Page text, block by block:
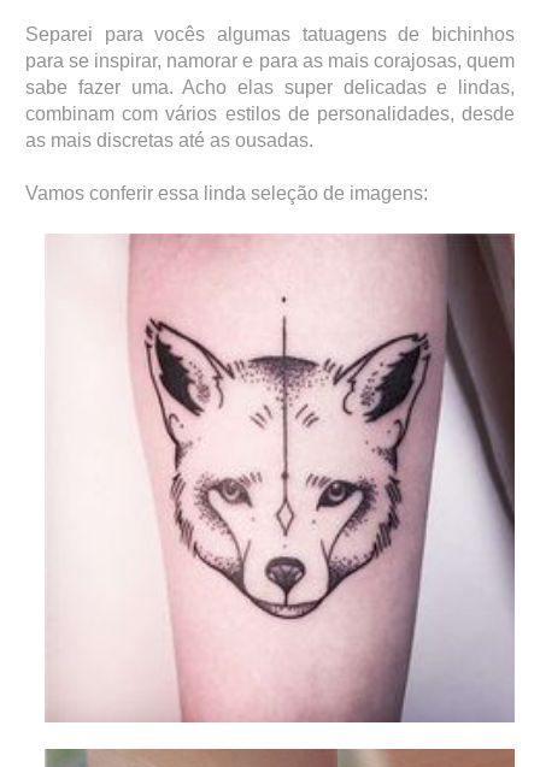
Separei para vocês algumas tatuagens de bichinhos
para se inspirar, namorar e para as mais corajosas, quem
sabe fazer uma. Acho elas super delicadas e lindas,
combinam com vários estilos de personalidades, desde
as mais discretas até as ousadas.
Vamos conferir essa linda seleção de imagens: